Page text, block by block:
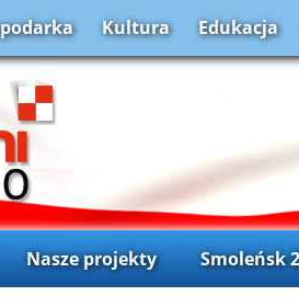
Kultura Edukacja
Nasze projekty Smoleńsk